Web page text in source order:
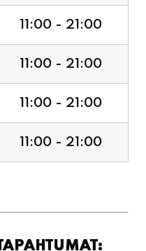
11:00 - 21:00
11:00 - 21:00
11:00 - 21:00
11:00 - 21:00